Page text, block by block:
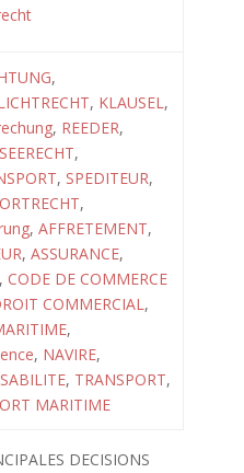
,
, KLAUSEL,
, REEDER,
SEERECHT,
, SPEDITEUR,
,
, AFFRETEMENT,
, ASSURANCE,
, CODE DE COMMERCE
COMMERCIAL,
,
, NAVIRE,
, TRANSPORT,
MARITIME
DECISIONS